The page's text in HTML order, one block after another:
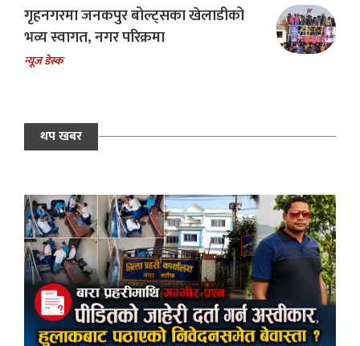
गृहनगरमा जनकपुर बोल्ट्सका खेलाडीको
भव्य स्वागत, नगर परिक्रमा
न्यूज डेस्क
थप खबर